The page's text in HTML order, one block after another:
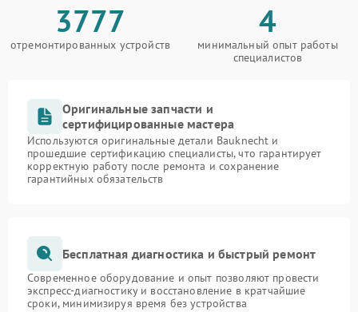
3777
отремонтированных устройств
4
минимальный опыт работы
специалистов
Оригинальные запчасти и
сертифицированные мастера
Используются оригинальные детали Bauknecht и
прошедшие сертификацию специалисты, что гарантирует
корректную работу после ремонта и сохранение
гарантийных обязательств
Бесплатная диагностика и быстрый ремонт
Современное оборудование и опыт позволяют провести
экспресс-диагностику и восстановление в кратчайшие
сроки, минимизируя время без устройства